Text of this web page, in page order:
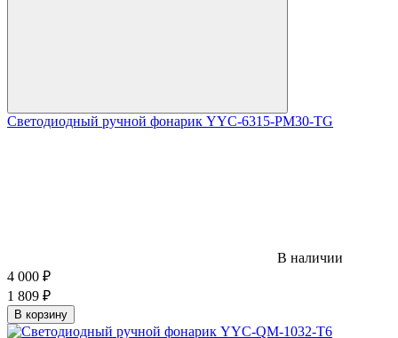
Светодиодный ручной фонарик YYC-6315-PM30-TG
В наличии
4 000 ₽
1 809 ₽
В корзину